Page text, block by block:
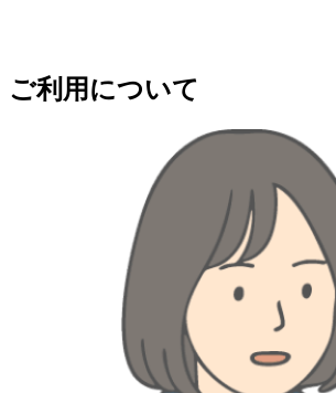
ご利用について